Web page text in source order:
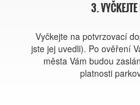
3.
Vyčkejte na potvrzovací
jste jej uvedli). Po ověření
města Vám budou
platnosti